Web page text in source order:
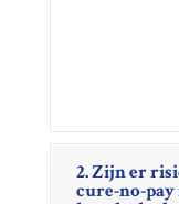
2. Zijn er
cure-no-